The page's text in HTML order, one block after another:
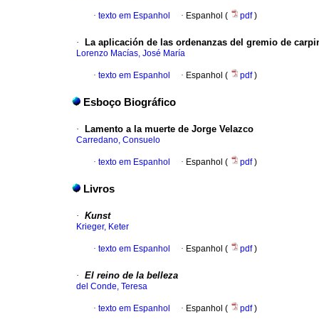
· texto em Espanhol · Espanhol ( pdf)
· La aplicación de las ordenanzas del gremio de
Lorenzo Macías, José María
· texto em Espanhol · Espanhol ( pdf)
Esboço Biográfico
· Lamento a la muerte de Jorge Velazco
Carredano, Consuelo
· texto em Espanhol · Espanhol ( pdf)
Livros
· Kunst
Krieger, Keter
· texto em Espanhol · Espanhol ( pdf)
· El reino de la belleza
del Conde, Teresa
· texto em Espanhol · Espanhol ( pdf)